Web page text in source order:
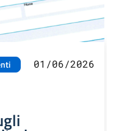
01/06/2026